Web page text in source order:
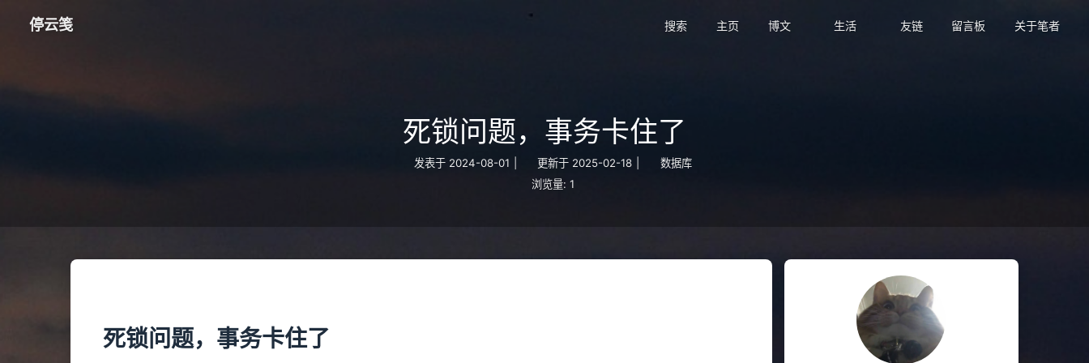
停云笺 搜索 主页 博文 生活 友链 留言板 关于笔者
死锁问题，事务卡住了
发表于 2024-08-01 更新于 2025-02-18
数据库
浏览量: 1
死锁问题，事务卡住了